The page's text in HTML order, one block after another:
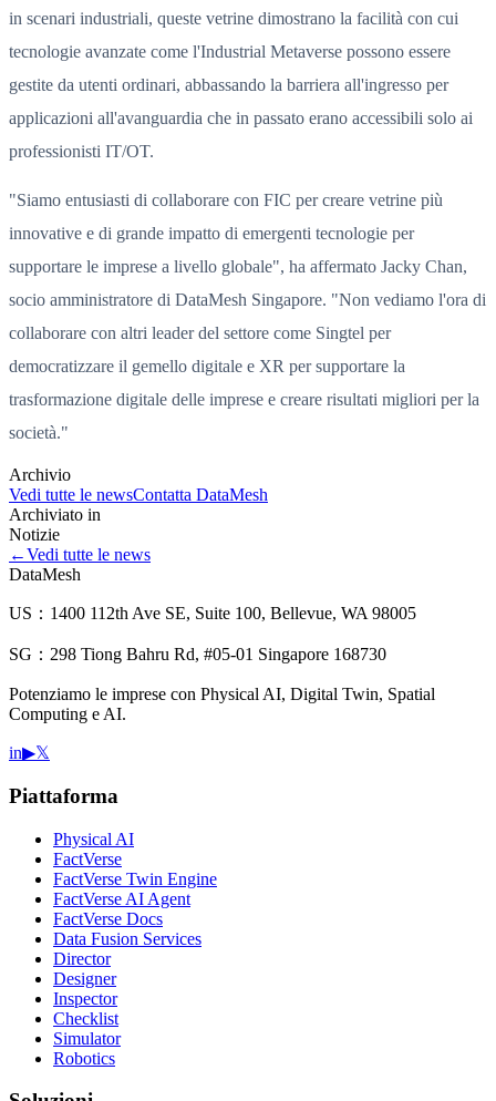
in scenari industriali, queste vetrine dimostrano la facilità con cui
tecnologie avanzate come l'Industrial Metaverse possono essere
gestite da utenti ordinari, abbassando la barriera all'ingresso per
applicazioni all'avanguardia che in passato erano accessibili solo ai
professionisti IT/OT.
"Siamo entusiasti di collaborare con FIC per creare vetrine più
innovative e di grande impatto di emergenti tecnologie per
supportare le imprese a livello globale", ha affermato Jacky Chan,
socio amministratore di DataMesh Singapore. "Non vediamo l'ora di
collaborare con altri leader del settore come Singtel per
democratizzare il gemello digitale e XR per supportare la
trasformazione digitale delle imprese e creare risultati migliori per la
società."
Archivio
Vedi tutte le newsContatta DataMesh
Archiviato in
Notizie
←Vedi tutte le news
DataMesh
US：1400 112th Ave SE, Suite 100, Bellevue, WA 98005
SG：298 Tiong Bahru Rd, #05-01 Singapore 168730
Potenziamo le imprese con Physical AI, Digital Twin, Spatial
Computing e AI.
in▶𝕏
Piattaforma
Physical AI
FactVerse
FactVerse Twin Engine
FactVerse AI Agent
FactVerse Docs
Data Fusion Services
Director
Designer
Inspector
Checklist
Simulator
Robotics